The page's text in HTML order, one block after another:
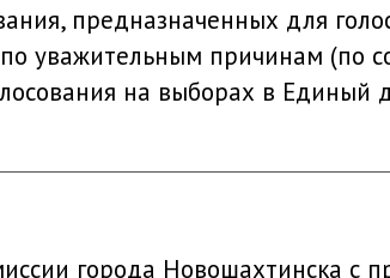
предназначенных для
уважительным причинам (по
на выборах в Единый
города Новошахтинска с